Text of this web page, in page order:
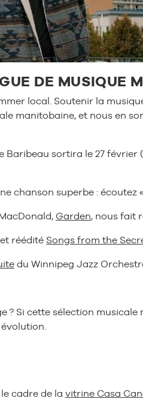
DE MUSIQUE
local. Soutenir la
manitobaine, et nous en
Baribeau sortira le 27 février
chanson superbe : écoutez «
Garden, nous fait
réédité Songs from the
du Winnipeg Jazz
? Si cette sélection
cadre de la vitrine Casa